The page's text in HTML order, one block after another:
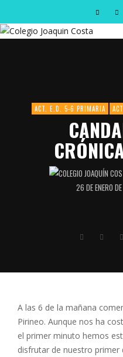
ACT. E.D. 5-6 PRIMARIA
26 DE ENERO
A las 6 de la mañana
Pirineo. Aunque nos ha
el primer minuto hemos
disfrutar de nuestro primer